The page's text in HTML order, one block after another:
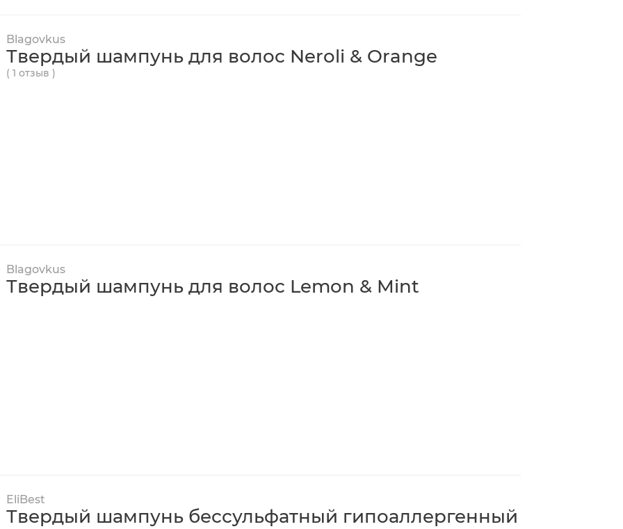
Blagovkus
Твердый шампунь для волос Neroli & Orange
( 1 отзыв )
Blagovkus
Твердый шампунь для волос Lemon & Mint
EliBest
Твердый шампунь бессульфатный гипоаллергенный